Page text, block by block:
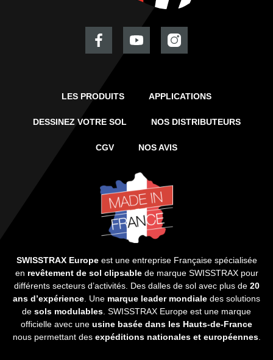
LES PRODUITS APPLICATIONS
DESSINEZ VOTRE SOL NOS DISTRIBUTEURS
CGV NOS AVIS
SWISSTRAX Europeest une entreprise Française spécialisée
en revêtement de sol clipsablede marque SWISSTRAX pour
différents secteurs d’activités. Des dalles de sol avec plus de 20
ans d’expérience . Une marque leader mondiale des solutions
de sols modulables . SWISSTRAX Europe est une marque
officielle avec une usine basée dans les Hauts-de-France
nous permettant des expéditions nationales et européennes.